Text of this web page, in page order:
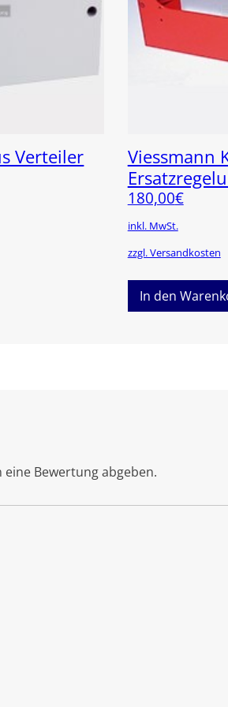
Verteiler
Viessmann
180,00€
inkl. MwSt.
zzgl. Versandkosten
In den
Bewertung abgeben.